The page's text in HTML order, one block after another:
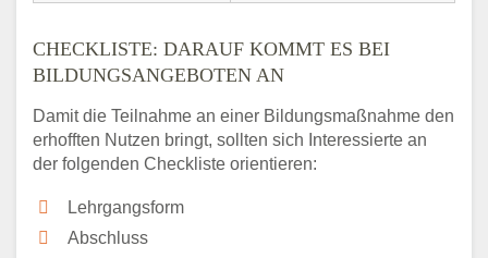
CHECKLISTE: DARAUF KOMMT ES BEI
BILDUNGSANGEBOTEN AN
Damit die Teilnahme an einer Bildungsmaßnahme den
erhofften Nutzen bringt, sollten sich Interessierte an
der folgenden Checkliste orientieren:
Lehrgangsform
Abschluss